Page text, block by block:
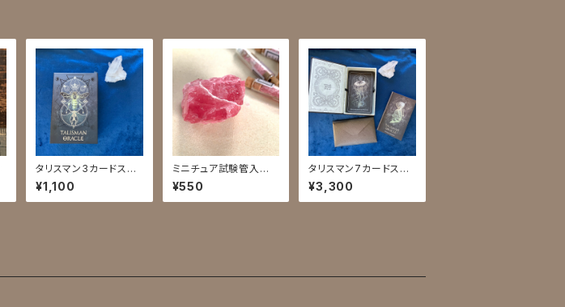
タリスマン3カードスプ
レッド
¥1,100
ミニチュア試験管入標
本／菱マンガン鉱
¥550
タリスマン7カードスプ
レッド
¥3,300